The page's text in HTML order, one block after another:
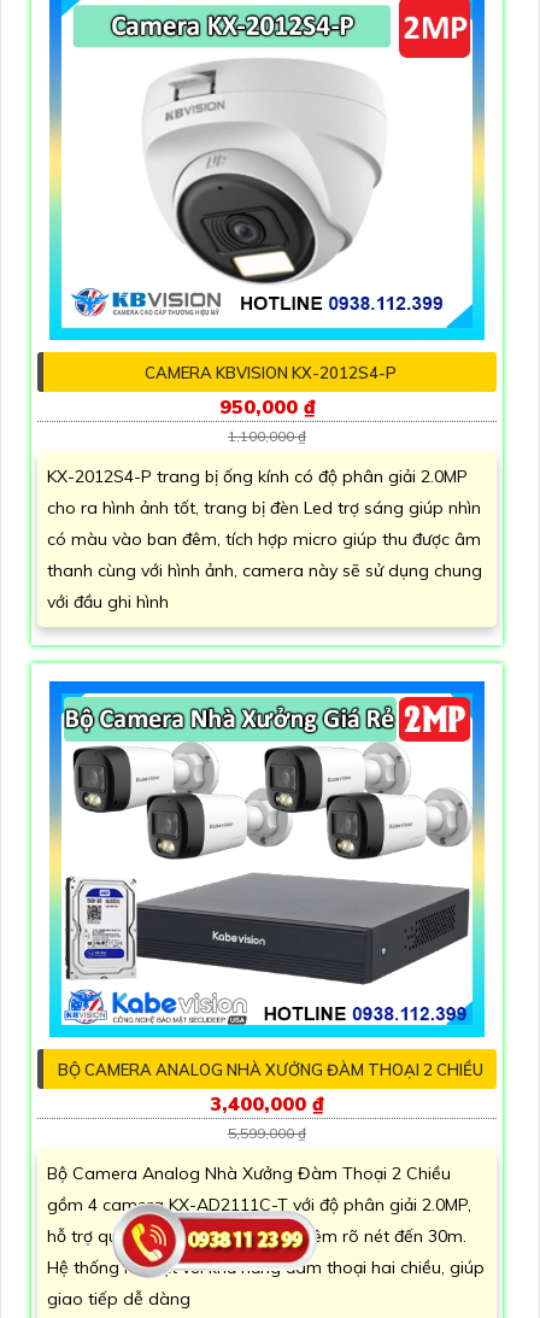
CAMERA KBVISION KX-2012S4-P
950,000 ₫
1,100,000 ₫
KX-2012S4-P trang bị ống kính có độ phân giải 2.0MP
cho ra hình ảnh tốt, trang bị đèn Led trợ sáng giúp nhìn
có màu vào ban đêm, tích hợp micro giúp thu được âm
thanh cùng với hình ảnh, camera này sẽ sử dụng chung
với đầu ghi hình
BỘ CAMERA ANALOG NHÀ XƯỞNG ĐÀM THOẠI 2 CHIỀU
3,400,000 ₫
5,599,000 ₫
Bộ Camera Analog Nhà Xưởng Đàm Thoại 2 Chiều
gồm 4 camera KX-AD2111C-T với độ phân giải 2.0MP,
hỗ trợ quan sát hồng ngoại ban đêm rõ nét đến 30m.
Hệ thống nổi bật với khả năng đàm thoại hai chiều, giúp
giao tiếp dễ dàng